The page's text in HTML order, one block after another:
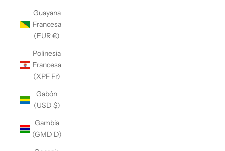
Guayana
Francesa
(EUR €)
Polinesia
Francesa
(XPF Fr)
Gabón
(USD $)
Gambia
(GMD D)